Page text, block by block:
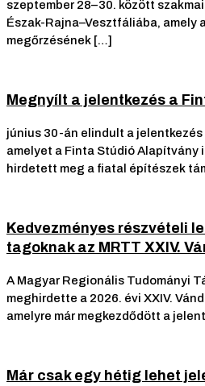
szeptember 28–30. között
Észak-Rajna–Vesztfáliába, amely
megőrzésének […]
Megnyílt a jelentkezés a
június 30-án elindult a jelentkezés
amelyet a Finta Stúdió Alapítvány
hirdetett meg a fiatal építészek
Kedvezményes részvételi
tagoknak az MRTT XXIV.
A Magyar Regionális Tudományi
meghirdette a 2026. évi XXIV.
amelyre már megkezdődött a
Már csak egy hétig lehet